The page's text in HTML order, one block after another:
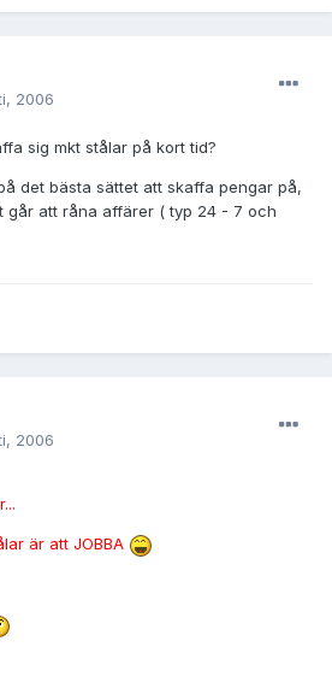
2006
sig mkt stålar på kort tid?
det bästa sättet att skaffa pengar på,
går att råna affärer ( typ 24 - 7 och
2006
är att JOBBA